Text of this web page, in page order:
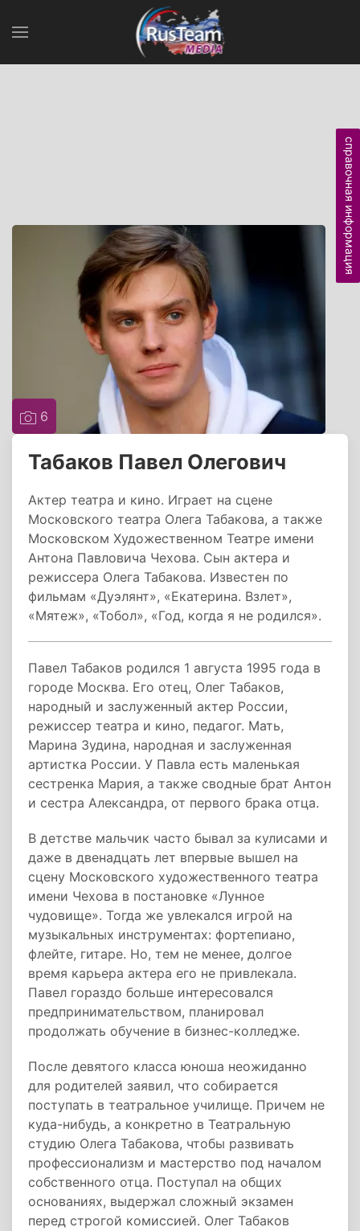
6
Табаков Павел Олегович
Актер театра и кино. Играет на сцене
Московского театра Олега Табакова, а также
Московском Художественном Театре имени
Антона Павловича Чехова. Сын актера и
режиссера Олега Табакова. Известен по
фильмам «Дуэлянт», «Екатерина. Взлет»,
«Мятеж», «Тобол», «Год, когда я не родился».
Павел Табаков родился 1 августа 1995 года в
городе Москва. Его отец, Олег Табаков,
народный и заслуженный актер России,
режиссер театра и кино, педагог. Мать,
Марина Зудина, народная и заслуженная
артистка России. У Павла есть маленькая
сестренка Мария, а также сводные брат Антон
и сестра Александра, от первого брака отца.
В детстве мальчик часто бывал за кулисами и
даже в двенадцать лет впервые вышел на
сцену Московского художественного театра
имени Чехова в постановке «Лунное
чудовище». Тогда же увлекался игрой на
музыкальных инструментах: фортепиано,
флейте, гитаре. Но, тем не менее, долгое
время карьера актера его не привлекала.
Павел гораздо больше интересовался
предпринимательством, планировал
продолжать обучение в бизнес-колледже.
После девятого класса юноша неожиданно
для родителей заявил, что собирается
поступать в театральное училище. Причем не
куда-нибудь, а конкретно в Театральную
студию Олега Табакова, чтобы развивать
профессионализм и мастерство под началом
собственного отца. Поступал на общих
основаниях, выдержал сложный экзамен
перед строгой комиссией. Олег Табаков
справочная информация